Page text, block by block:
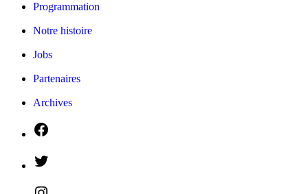
Programmation
Notre histoire
Jobs
Partenaires
Archives